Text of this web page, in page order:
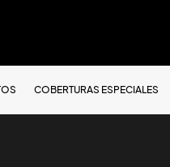
COBERTURAS ESPECIALES